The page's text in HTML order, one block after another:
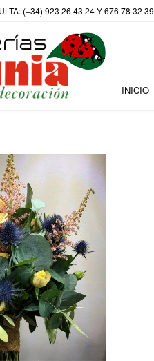
(+34) 923 26 43 24 Y 676 78 32 39
INICIO